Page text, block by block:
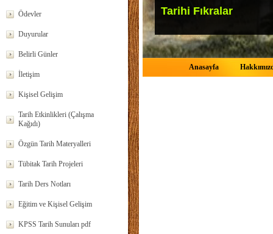
Ödevler
Duyurular
Belirli Günler
İletişim
Kişisel Gelişim
Tarih Etkinlikleri (Çalışma
Kağıdı)
Özgün Tarih Materyalleri
Tübitak Tarih Projeleri
Tarih Ders Notları
Eğitim ve Kişisel Gelişim
KPSS Tarih Sunuları pdf
Tarihi Fıkralar
Anasayfa